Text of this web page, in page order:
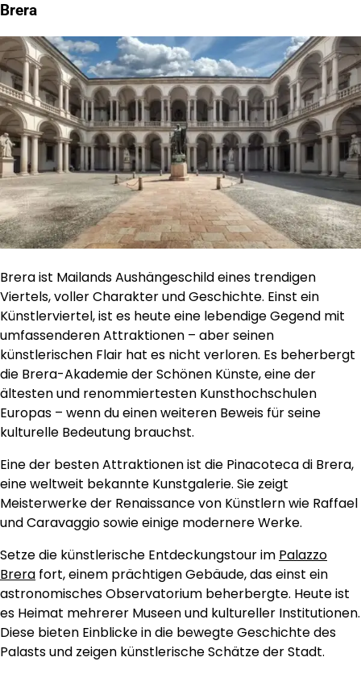
Brera
Brera ist Mailands Aushängeschild eines trendigen
Viertels, voller Charakter und Geschichte. Einst ein
Künstlerviertel, ist es heute eine lebendige Gegend mit
umfassenderen Attraktionen – aber seinen
künstlerischen Flair hat es nicht verloren. Es beherbergt
die Brera-Akademie der Schönen Künste, eine der
ältesten und renommiertesten Kunsthochschulen
Europas – wenn du einen weiteren Beweis für seine
kulturelle Bedeutung brauchst.
Eine der besten Attraktionen ist die Pinacoteca di Brera,
eine weltweit bekannte Kunstgalerie. Sie zeigt
Meisterwerke der Renaissance von Künstlern wie Raffael
und Caravaggio sowie einige modernere Werke.
Setze die künstlerische Entdeckungstour im Palazzo
Brera fort, einem prächtigen Gebäude, das einst ein
astronomisches Observatorium beherbergte. Heute ist
es Heimat mehrerer Museen und kultureller Institutionen.
Diese bieten Einblicke in die bewegte Geschichte des
Palasts und zeigen künstlerische Schätze der Stadt.